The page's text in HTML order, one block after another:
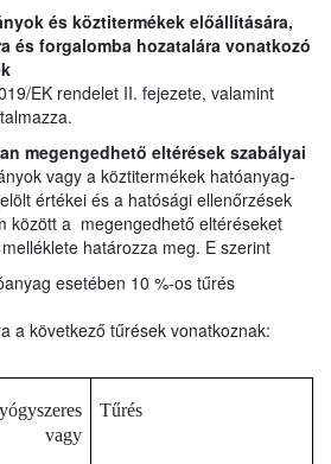
és köztitermékek előállítására,
és forgalomba hozatalára vonatkozó
EK rendelet II. fejezete, valamint
megengedhető eltérések szabályai
vagy a köztitermékek hatóanyag-
értékei és a hatósági ellenőrzések
között a megengedhető eltéréseket
határozza meg. E szerint
esetében 10 %-os tűrés
a következő tűrések vonatkoznak:
vagy
Tűrés